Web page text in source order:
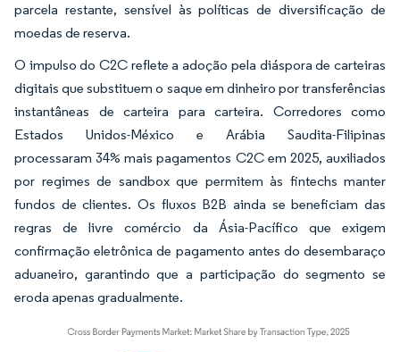
parcela restante, sensível às políticas de diversificação de
moedas de reserva.
O impulso do C2C reflete a adoção pela diáspora de carteiras
digitais que substituem o saque em dinheiro por transferências
instantâneas de carteira para carteira. Corredores como
Estados Unidos-México e Arábia Saudita-Filipinas
processaram 34% mais pagamentos C2C em 2025, auxiliados
por regimes de sandbox que permitem às fintechs manter
fundos de clientes. Os fluxos B2B ainda se beneficiam das
regras de livre comércio da Ásia-Pacífico que exigem
confirmação eletrônica de pagamento antes do desembaraço
aduaneiro, garantindo que a participação do segmento se
eroda apenas gradualmente.